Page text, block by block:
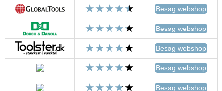
Besøg webshop
Besøg webshop
Besøg webshop
Besøg webshop
Besøg webshop